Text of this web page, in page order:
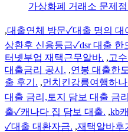
가상화폐 거래소 문제
,대출연체 방문✓대출 명의
상환후 신용등급✓dsr 대출 한
터넷부업 재택근무알바. ,고
대출금리 공시. ,연봉 대출한
출 후기. ,먼치킨강릉여행하
대출 금리,토지 담보 대출 금
출✓캐나다 집 담보 대출. ,kb
✓대출 대환자금. ,재택알바후